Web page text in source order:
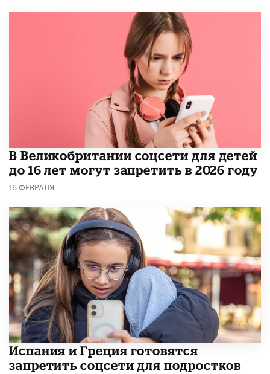
В Великобритании соцсети для детей
до 16 лет могут запретить в 2026 году
16 ФЕВРАЛЯ
Испания и Греция готовятся
запретить соцсети для подростков